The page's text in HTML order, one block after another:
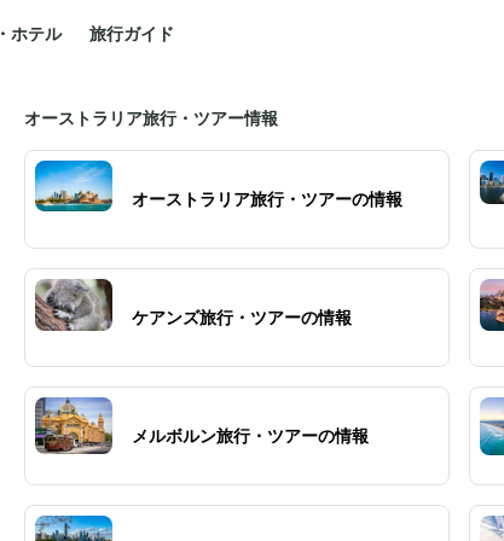
ホテル 旅行ガイド
オーストラリア旅行・ツアー情報
オーストラリア旅行・ツアーの情報
ケアンズ旅行・ツアーの情報
メルボルン旅行・ツアーの情報